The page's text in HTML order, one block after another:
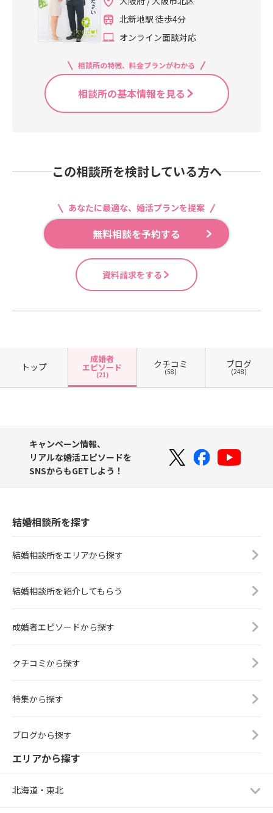
北新地駅 徒歩4分
オンライン面談対応
相談所の特徴、料金プランがわかる
相談所の基本情報を見る
この相談所を検討している方へ
あなたに最適な、婚活プランを提案
無料相談を予約する
資料請求をする
トップ
成婚者
エピソード
(21)
クチコミ
(58)
ブログ
(248)
キャンペーン情報、
リアルな婚活エピソードを
SNSからもGETしよう！
結婚相談所を探す
結婚相談所をエリアから探す
結婚相談所を紹介してもらう
成婚者エピソードから探す
クチコミから探す
特集から探す
ブログから探す
エリアから探す
北海道・東北